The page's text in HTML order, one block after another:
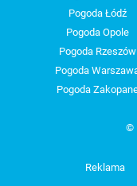
Pogoda Łódź
Pogoda Opole
Pogoda Rzeszów
Pogoda
Pogoda
©
Reklama